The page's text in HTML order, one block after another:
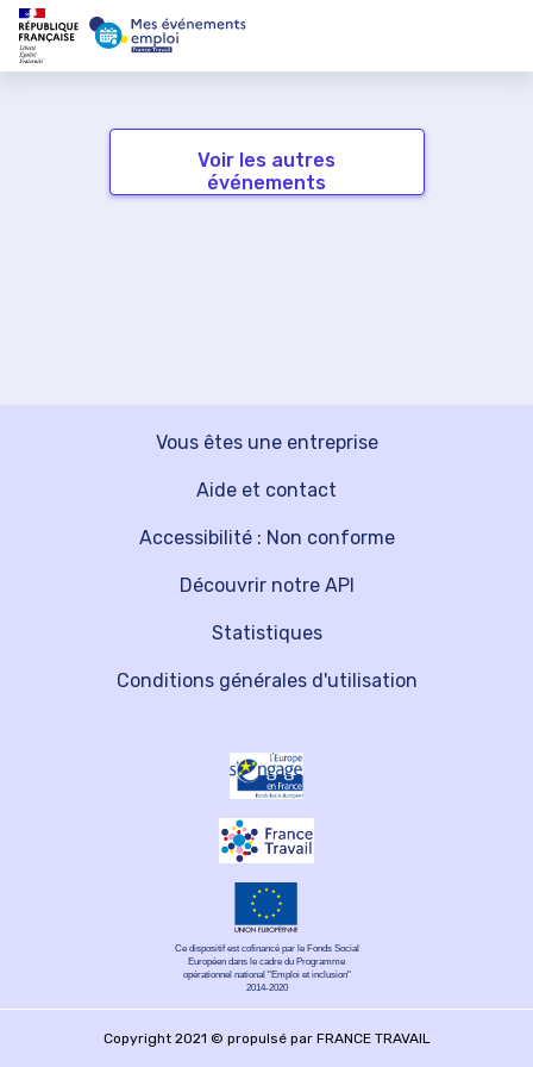
Voir les autres
événements
Vous êtes une entreprise
Découvrir notre API
Aide et contact
Statistiques
Accessibilité : Non conforme
Conditions générales d'utilisation
Ce dispositif est cofinancé par le Fonds Social
Européen dans le cadre du Programme
opérationnel national "Emploi et inclusion"
2014-2020
Copyright 2021 © propulsé par FRANCE TRAVAIL